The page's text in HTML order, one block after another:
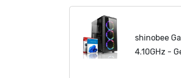
shinobee
4.10GHz -